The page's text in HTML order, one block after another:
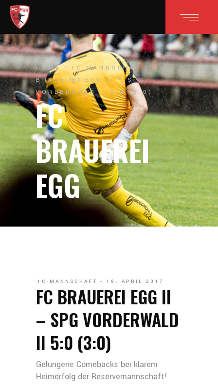
HOME 1C-MANNSCHAFT
FC
BRAUEREI EGG II – SPG
VORDERWALD II 5:0 (3:0)
FC
BRAUEREI
EGG
1C-MANNSCHAFT 18. APRIL 2017
FC BRAUEREI EGG II
– SPG VORDERWALD
II 5:0 (3:0)
Gelungene Comebacks bei klarem
Heimerfolg der Reservemannschaft!